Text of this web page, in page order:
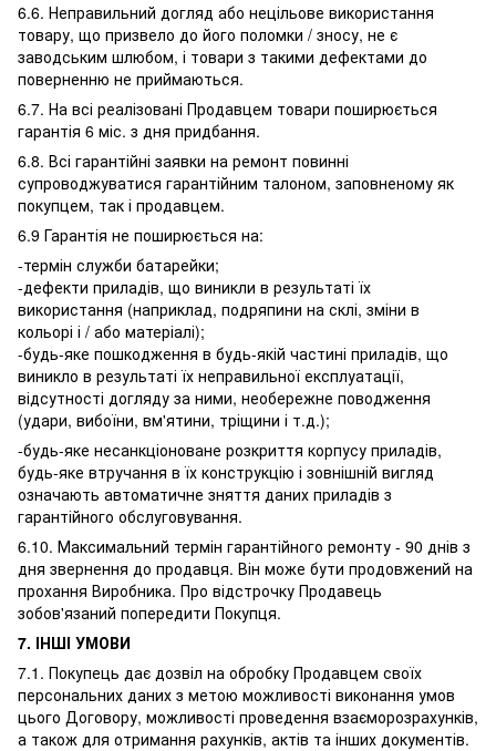
6.6. Неправильний догляд або нецільове використання
товару, що призвело до його поломки / зносу, не є
заводським шлюбом, і товари з такими дефектами до
поверненню не приймаються.
6.7. На всі реалізовані Продавцем товари поширюється
гарантія 6 міс. з дня придбання.
6.8. Всі гарантійні заявки на ремонт повинні
супроводжуватися гарантійним талоном, заповненому як
покупцем, так і продавцем.
6.9 Гарантія не поширюється на:
-термін служби батарейки;
-дефекти приладів, що виникли в результаті їх
використання (наприклад, подряпини на склі, зміни в
кольорі і / або матеріалі);
-будь-яке пошкодження в будь-якій частині приладів, що
виникло в результаті їх неправильної експлуатації,
відсутності догляду за ними, необережне поводження
(удари, вибоїни, вм'ятини, тріщини і т.д.);
-будь-яке несанкціоноване розкриття корпусу приладів,
будь-яке втручання в їх конструкцію і зовнішній вигляд
означають автоматичне зняття даних приладів з
гарантійного обслуговування.
6.10. Максимальний термін гарантійного ремонту - 90 днів з
дня звернення до продавця. Він може бути продовжений на
прохання Виробника. Про відстрочку Продавець
зобов'язаний попередити Покупця.
7. ІНШІ УМОВИ
7.1. Покупець дає дозвіл на обробку Продавцем своїх
персональних даних з метою можливості виконання умов
цього Договору, можливості проведення взаєморозрахунків,
а також для отримання рахунків, актів та інших документів.